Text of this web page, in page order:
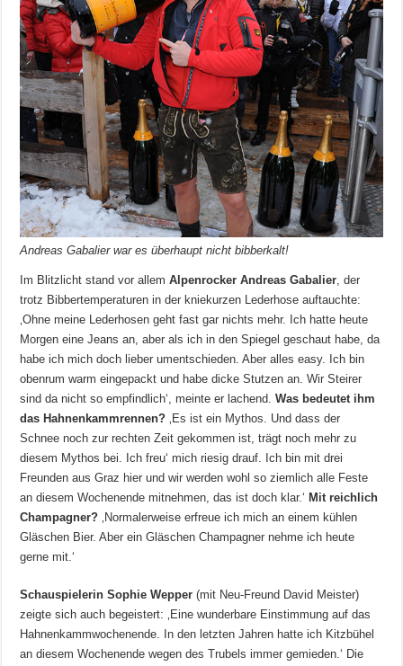
Andreas Gabalier war es überhaupt nicht bibberkalt!
Im Blitzlicht stand vor allemAlpenrocker Andreas Gabalier, der
trotz Bibbertemperaturen in der kniekurzen Lederhose auftauchte:
‚Ohne meine Lederhosen geht fast gar nichts mehr. Ich hatte heute
Morgen eine Jeans an, aber als ich in den Spiegel geschaut habe, da
habe ich mich doch lieber umentschieden. Aber alles easy. Ich bin
obenrum warm eingepackt und habe dicke Stutzen an. Wir Steirer
sind da nicht so empfindlich‘, meinte er lachend.Was bedeutet ihm
das Hahnenkammrennen? ‚Es ist ein Mythos. Und dass der
Schnee noch zur rechten Zeit gekommen ist, trägt noch mehr zu
diesem Mythos bei. Ich freu‘ mich riesig drauf. Ich bin mit drei
Freunden aus Graz hier und wir werden wohl so ziemlich alle Feste
an diesem Wochenende mitnehmen, das ist doch klar.‘ Mit reichlich
Champagner? ‚Normalerweise erfreue ich mich an einem kühlen
Gläschen Bier. Aber ein Gläschen Champagner nehme ich heute
gerne mit.‘
Schauspielerin Sophie Wepper (mit Neu-Freund David Meister)
zeigte sich auch begeistert: ‚Eine wunderbare Einstimmung auf das
Hahnenkammwochenende. In den letzten Jahren hatte ich Kitzbühel
an diesem Wochenende wegen des Trubels immer gemieden.‘ Die